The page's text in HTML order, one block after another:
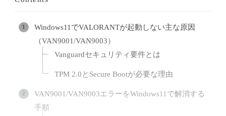
Windows11でVALORANTが起動しない主な原因
（VAN9001/VAN9003）
Vanguardセキュリティ要件とは
TPM 2.0とSecure Bootが必要な理由
VAN9001/VAN9003エラーをWindows11で解消する
手順